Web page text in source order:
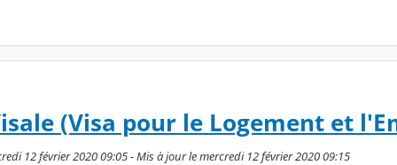
(Visa pour le Logement et
12 février 2020 09:05 - Mis à jour le mercredi 12 février 2020 09:15